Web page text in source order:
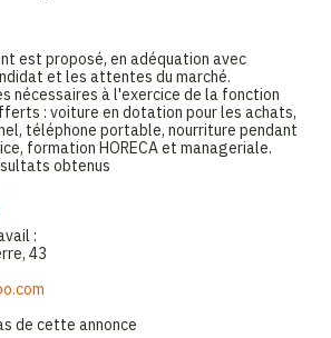
est proposé, en adéquation avec
et les attentes du marché.
nécessaires à l'exercice de la fonction
: voiture en dotation pour les achats,
téléphone portable, nourriture pendant
formation HORECA et manageriale.
obtenus
:
43
de cette annonce